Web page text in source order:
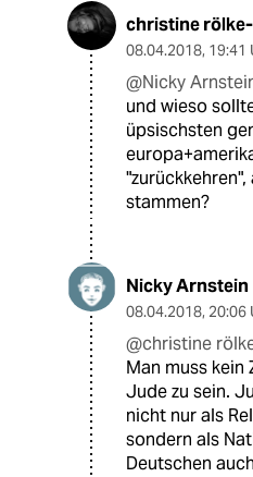
christine
08.04.2018, 19:41
@Nicky
und wieso
üpsischsten
stammen?
Nicky Arnstein
08.04.2018, 20:06
@christine
Man muss kein
Jude zu sein.
nicht nur als
sondern als
Deutschen